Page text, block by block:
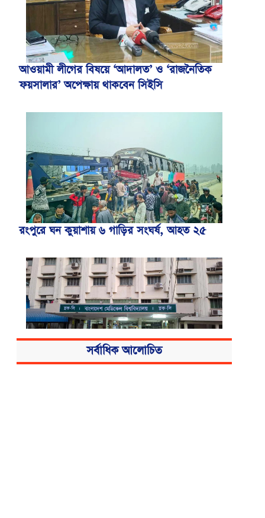
আওয়ামী লীগের বিষয়ে ‘আদালত’ ও ‘রাজনৈতিক
ফয়সালার’ অপেক্ষায় থাকবেন সিইসি
রংপুরে ঘন কুয়াশায় ৬ গাড়ির সংঘর্ষ, আহত ২৫
সর্বাধিক আলোচিত